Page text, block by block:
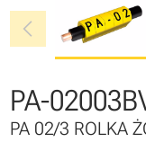
chevron_left
PA-
PA 02/3 ROLKA